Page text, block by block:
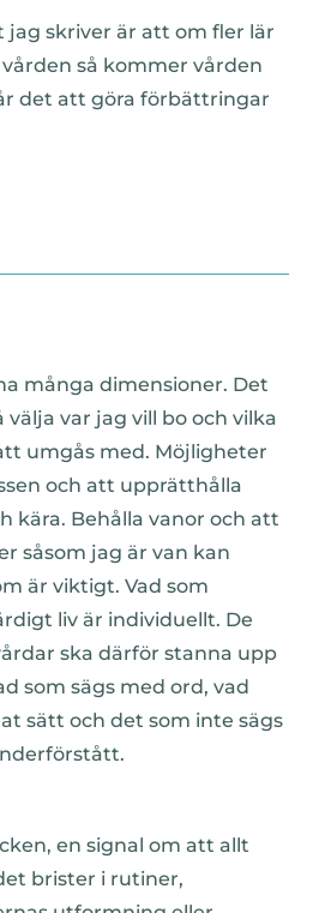
skriver är att om fler lär
så kommer vården
det att göra förbättringar
många dimensioner. Det
var jag vill bo och vilka
umgås med. Möjligheter
och att upprätthålla
kära. Behålla vanor och att
såsom jag är van kan
är viktigt. Vad som
liv är individuellt. De
ska därför stanna upp
som sägs med ord, vad
sätt och det som inte sägs
en signal om att allt
brister i rutiner,